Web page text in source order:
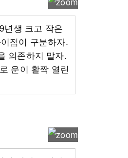
년생 크고 작은
점이 구분하자.
의존하지 말자.
운이 활짝 열린